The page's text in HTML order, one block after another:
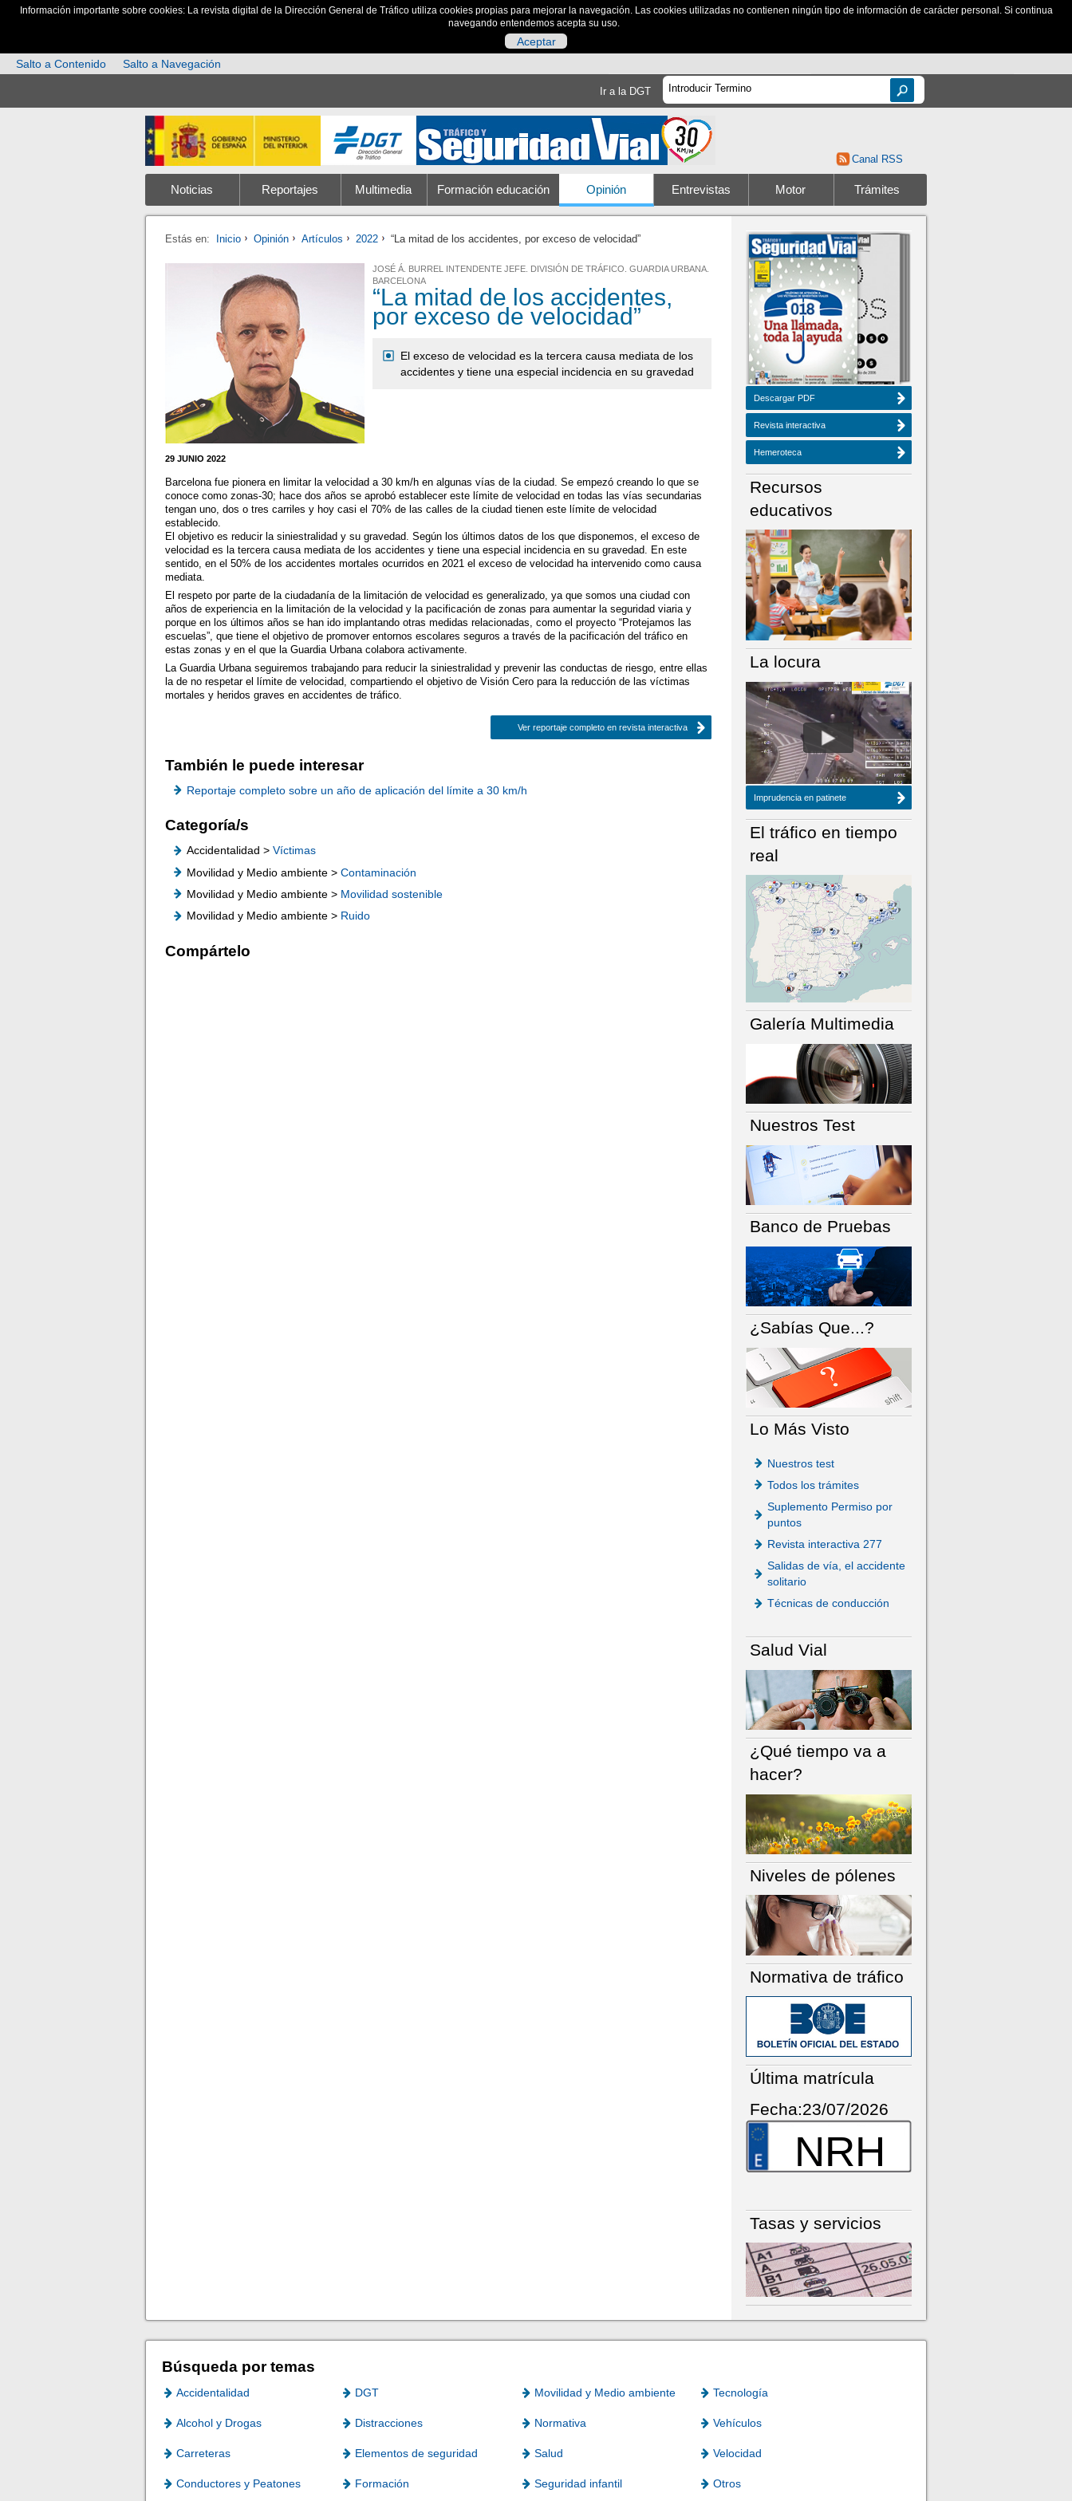
Información importante sobre cookies: La revista digital de la Dirección General de Tráfico utiliza cookies propias para mejorar la navegación. Las cookies utilizadas no contienen ningún tipo de información de carácter personal. Si continua
navegando entendemos acepta su uso.
Aceptar
Salto a Contenido
Salto a Navegación
Ir a la DGT
Canal RSS
Noticias Reportajes Multimedia Formación educación Opinión Entrevistas Motor Trámites
Estás en: Inicio Opinión Artículos 2022 “La mitad de los accidentes, por exceso de velocidad”
JOSÉ Á. BURREL INTENDENTE JEFE. DIVISIÓN DE TRÁFICO. GUARDIA URBANA.
BARCELONA
“La mitad de los accidentes,
por exceso de velocidad”
El exceso de velocidad es la tercera causa mediata de los
accidentes y tiene una especial incidencia en su gravedad
29 JUNIO 2022
Barcelona fue pionera en limitar la velocidad a 30 km/h en algunas vías de la ciudad. Se empezó creando lo que se
conoce como zonas-30; hace dos años se aprobó establecer este límite de velocidad en todas las vías secundarias
tengan uno, dos o tres carriles y hoy casi el 70% de las calles de la ciudad tienen este límite de velocidad
establecido.
El objetivo es reducir la siniestralidad y su gravedad. Según los últimos datos de los que disponemos, el exceso de
velocidad es la tercera causa mediata de los accidentes y tiene una especial incidencia en su gravedad. En este
sentido, en el 50% de los accidentes mortales ocurridos en 2021 el exceso de velocidad ha intervenido como causa
mediata.
El respeto por parte de la ciudadanía de la limitación de velocidad es generalizado, ya que somos una ciudad con
años de experiencia en la limitación de la velocidad y la pacificación de zonas para aumentar la seguridad viaria y
porque en los últimos años se han ido implantando otras medidas relacionadas, como el proyecto “Protejamos las
escuelas”, que tiene el objetivo de promover entornos escolares seguros a través de la pacificación del tráfico en
estas zonas y en el que la Guardia Urbana colabora activamente.
La Guardia Urbana seguiremos trabajando para reducir la siniestralidad y prevenir las conductas de riesgo, entre ellas
la de no respetar el límite de velocidad, compartiendo el objetivo de Visión Cero para la reducción de las víctimas
mortales y heridos graves en accidentes de tráfico.
Ver reportaje completo en revista interactiva
También le puede interesar
Reportaje completo sobre un año de aplicación del límite a 30 km/h
Categoría/s
Accidentalidad >Víctimas
Movilidad y Medio ambiente >Contaminación
Movilidad y Medio ambiente > Movilidad sostenible
Movilidad y Medio ambiente > Ruido
Compártelo
NÚMERO ACTUAL HEMEROTECA
Descargar PDF
Revista interactiva
Hemeroteca
Recursos
educativos
La locura
Imprudencia en patinete
El tráfico en tiempo
real
Galería Multimedia
Nuestros Test
Banco de Pruebas
¿Sabías Que...?
Lo Más Visto
Nuestros test
Todos los trámites
Suplemento Permiso por
puntos
Revista interactiva 277
Salidas de vía, el accidente
solitario
Técnicas de conducción
Salud Vial
¿Qué tiempo va a
hacer?
Niveles de pólenes
Normativa de tráfico
Última matrícula
Fecha:23/07/2026
NRH
Tasas y servicios
Búsqueda por temas
Accidentalidad DGT Movilidad y Medio ambiente Tecnología
Alcohol y Drogas Distracciones Normativa Vehículos
Carreteras Elementos de seguridad Salud Velocidad
Conductores y Peatones Formación Seguridad infantil Otros